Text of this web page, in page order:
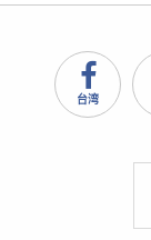
台湾